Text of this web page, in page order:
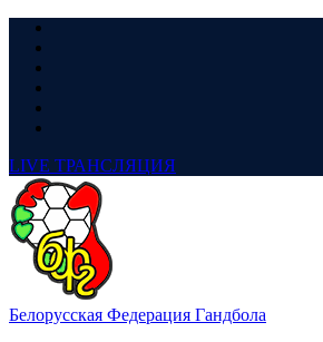
LIVE ТРАНСЛЯЦИЯ
Белорусская Федерация Гандбола